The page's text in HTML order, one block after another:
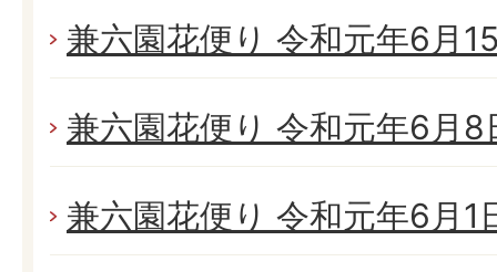
兼六園花便り 令和元年6月
兼六園花便り 令和元年6月8
兼六園花便り 令和元年6月1